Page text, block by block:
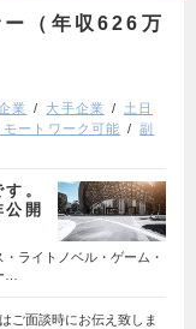
ー（年収626万
業 大手企業
土日
モートワーク可能
副
。
公開
ライトノベル・ゲーム・
…
ご面談時にお伝え致しま